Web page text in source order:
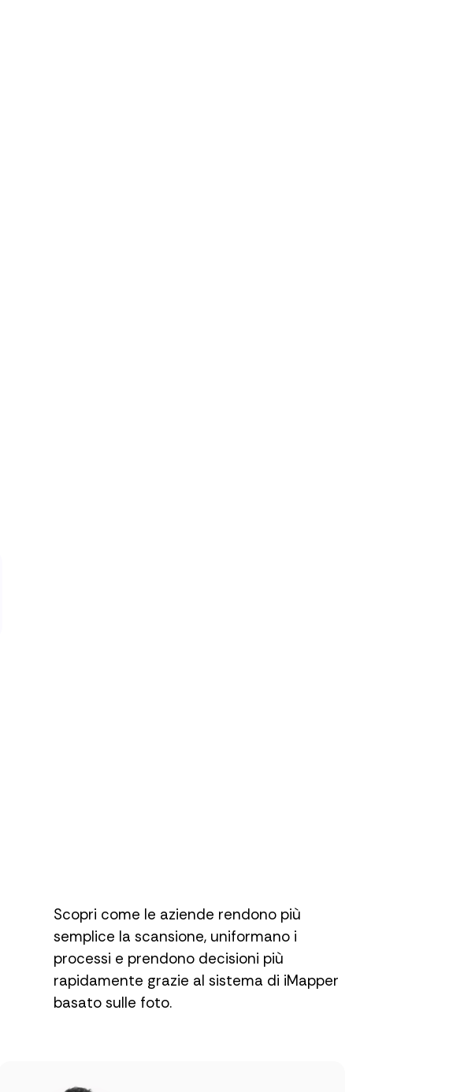
Scopri come le aziende rendono più
semplice la scansione, uniformano i
processi e prendono decisioni più
rapidamente grazie al sistema di iMapper
basato sulle foto.